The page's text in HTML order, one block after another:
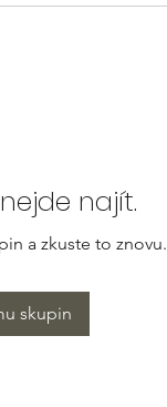
najít.
a zkuste to znovu.
skupin